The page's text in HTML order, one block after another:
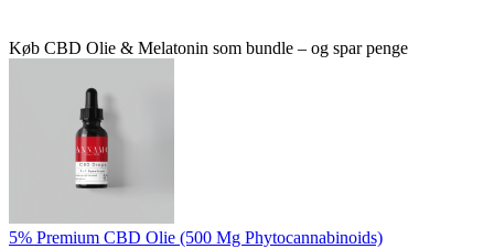
Køb CBD Olie & Melatonin som bundle – og spar penge
5% Premium CBD Olie (500 Mg Phytocannabinoids)